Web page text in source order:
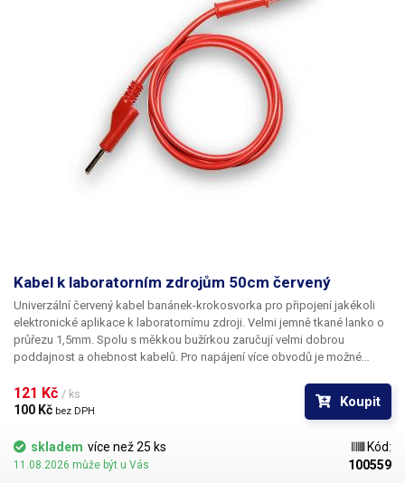
Kabel k laboratorním zdrojům 50cm červený
Univerzální červený kabel banánek-krokosvorka pro připojení jakékoli
elektronické aplikace k laboratornímu zdroji. Velmi jemně tkané lanko o
průřezu 1,5mm. Spolu s měkkou bužírkou zaručují velmi dobrou
poddajnost a ohebnost kabelů. Pro napájení více obvodů je možné
několika barevných provedeních pro rozlišení polarity: červená, černá,
modrá, žlutá, zelená.
121 Kč / ks
100 Kč bez DPH
Koupit
skladem více než 25 ks
11.08.2026 může být u Vás
Kód:
100559